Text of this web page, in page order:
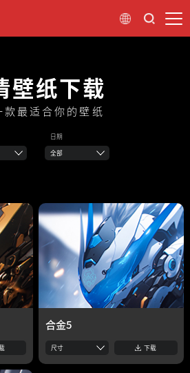
壁纸下载
款最适合你的壁纸
日期
全部
合金5
尺寸 下载